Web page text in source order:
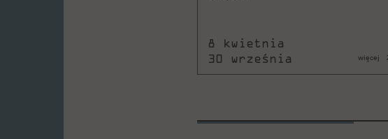
8 kwietnia
30 września
więcej